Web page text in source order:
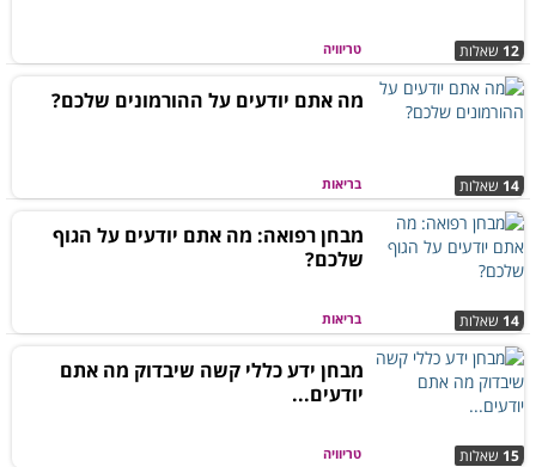
טריוויה 12 שאלות
בריאות 14 שאלות
מה אתם יודעים על ההורמונים שלכם?
בריאות 14 שאלות
מבחן רפואה: מה אתם יודעים על הגוף
שלכם?
טריוויה 15 שאלות
מבחן ידע כללי קשה שיבדוק מה אתם
יודעים...